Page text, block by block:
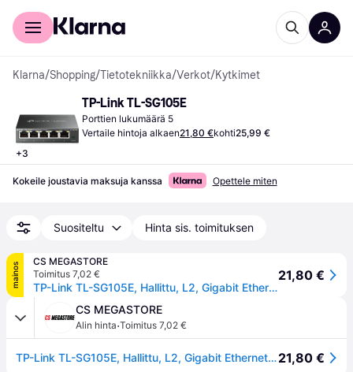
Kuluttajille
Klarna/Shopping/Tietotekniikka/Verkot/Kytkimet
+3
TP-Link TL-SG105E
Porttien lukumäärä 5
Vertaile hintoja alkaen21,80 €kohti25,99 €
Kokeile joustavia maksuja kanssa Opettele miten
Suositeltu Hinta sis. toimituksen
mainos
CS MEGASTORE
Toimitus 7,02 €
TP-Link TL-SG105E, Hallittu, L2, Gigabit Ethernet (10/100/1000)
21,80 €
CS MEGASTORE
Alin hinta·Toimitus 7,02 €
TP-Link TL-SG105E, Hallittu, L2, Gigabit Ethernet (10/100/1000)21,80 €